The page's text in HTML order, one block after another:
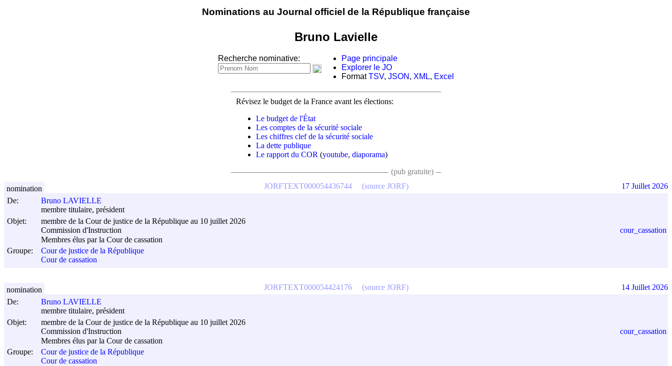
Nominations au Journal officiel de la République française
Bruno Lavielle
Recherche nominative:
Page principale
Explorer le JO
FormatTSV, JSON , XML, Excel
Révisez le budget de la France avant les élections:
Le budget de l'État
Les comptes de la sécurité sociale
Les chiffres clef de la sécurité sociale
La dette publique
Le rapport du COR (youtube, diaporama)
(pub gratuite)
De:
Bruno LAVIELLE
membre titulaire, président
Objet:
membre de la Cour de justice de la République au 10 juillet 2026
Commission d'Instruction
Membres élus par la Cour de cassation
Groupe:
Cour de justice de la République
Cour de cassation
cour_cassation
JORFTEXT000054436744 (source JORF)
nomination 17 Juillet 2026
De:
Bruno LAVIELLE
membre titulaire, président
Objet:
membre de la Cour de justice de la République au 10 juillet 2026
Commission d'Instruction
Membres élus par la Cour de cassation
Groupe:
Cour de justice de la République
Cour de cassation
cour_cassation
JORFTEXT000054424176 (source JORF)
nomination 14 Juillet 2026